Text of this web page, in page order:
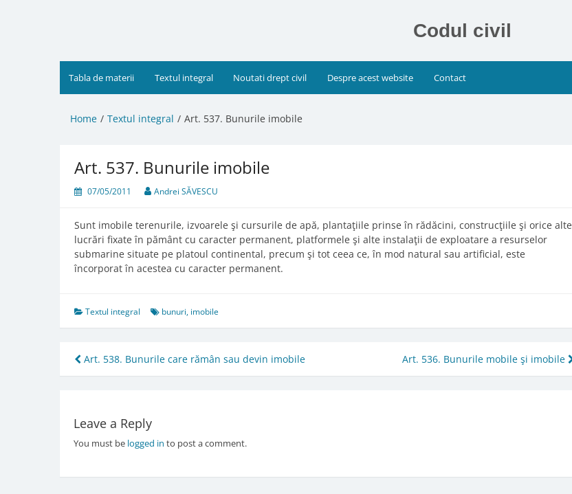
Codul civil
Tabla de materii Textul integral Noutati drept civil Despre acest website Contact
Home Textul integral Art. 537. Bunurile imobile
Art. 537. Bunurile imobile
07/05/2011 Andrei SĂVESCU
Sunt imobile terenurile, izvoarele şi cursurile de apă, plantaţiile prinse în rădăcini, construcţiile şi orice alte
lucrări fixate în pământ cu caracter permanent, platformele şi alte instalaţii de exploatare a resurselor
submarine situate pe platoul continental, precum şi tot ceea ce, în mod natural sau artificial, este
încorporat în acestea cu caracter permanent.
Textul integral bunuri, imobile
Post
navigation
Art. 538. Bunurile care rămân sau devin imobile Art. 536. Bunurile mobile şi imobile
Leave a Reply
You must be logged in to post a comment.